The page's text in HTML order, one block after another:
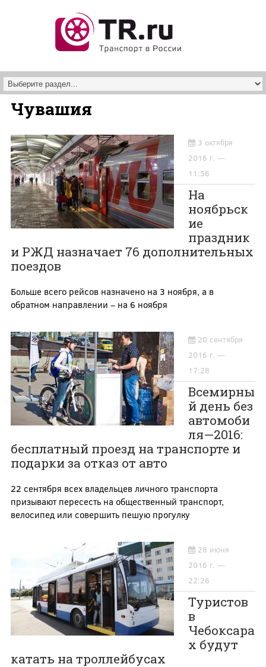
Чувашия
3 октября
2016 г. —
11:56
На
ноябрьск
ие
праздник
и РЖД назначает 76 дополнительных
поездов
Больше всего рейсов назначено на 3 ноября, а в
обратном направлении – на 6 ноября
20 сентября
2016 г. —
17:28
Всемирны
й день без
автомоби
ля—2016:
бесплатный проезд на транспорте и
подарки за отказ от авто
22 сентября всех владельцев личного транспорта
призывают пересесть на общественный транспорт,
велосипед или совершить пешую прогулку
28 июня
2016 г. —
22:26
Туристов
в
Чебоксара
х будут
катать на троллейбусах